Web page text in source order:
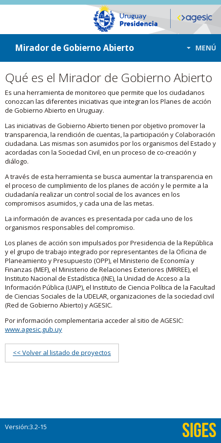
ir a contenido
ir al menú
Mirador de Gobierno Abierto MENÚ
Qué es el Mirador de Gobierno Abierto
Es una herramienta de monitoreo que permite que los ciudadanos
conozcan las diferentes iniciativas que integran los Planes de acción
de Gobierno Abierto en Uruguay.
Las iniciativas de Gobierno Abierto tienen por objetivo promover la
transparencia, la rendición de cuentas, la participación y Colaboración
ciudadana. Las mismas son asumidos por los organismos del Estado y
acordadas con la Sociedad Civil, en un proceso de co-creación y
diálogo.
A través de esta herramienta se busca aumentar la transparencia en
el proceso de cumplimiento de los planes de acción y le permite a la
ciudadanía realizar un control social de los avances en los
compromisos asumidos, y cada una de las metas.
La información de avances es presentada por cada uno de los
organismos responsables del compromiso.
Los planes de acción son impulsados por Presidencia de la República
y el grupo de trabajo integrado por representantes de la Oficina de
Planeamiento y Presupuesto (OPP), el Ministerio de Economía y
Finanzas (MEF), el Ministerio de Relaciones Exteriores (MRREE), el
Instituto Nacional de Estadística (INE), la Unidad de Acceso a la
Información Pública (UAIP), el Instituto de Ciencia Política de la Facultad
de Ciencias Sociales de la UDELAR, organizaciones de la sociedad civil
(Red de Gobierno Abierto) y AGESIC.
Por información complementaria acceder al sitio de AGESIC:
www.agesic.gub.uy
<< Volver al listado de proyectos
Versión:3.2-15